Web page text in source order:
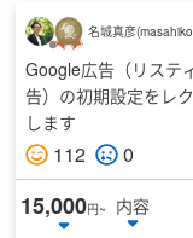
最終ログイン
名城真彦(
Google広告（リステ
告）の初期設定をレ
します
112 0
15,000円~
内容